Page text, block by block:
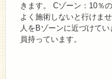
きます。 Cゾーン：10％
よく施術しないと行けま
人をBゾーンに近づけて
員持っています。